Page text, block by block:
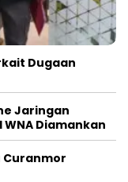
Dugaan
Jaringan
Diamankan
Curanmor